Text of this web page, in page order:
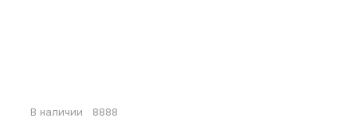
В наличии 8888
конфиденциальности